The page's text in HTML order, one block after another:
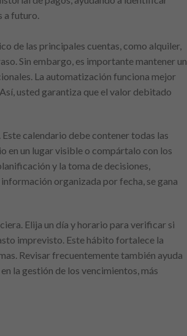
a futuro.
de las principales cuentas, como alquiler,
Sin embargo, es importante mantener un
La automatización funciona mejor
usted garantiza que el valor debitado
. Este calendario debe contener todas las
en un lugar visible o compártalo con los
y la toma de decisiones,
organizada por fecha, se gana
Elija un día y horario para verificar si
imprevisto. Este hábito fortalece la
Revisar frecuentemente también ayuda
la gestión de los vencimientos, más